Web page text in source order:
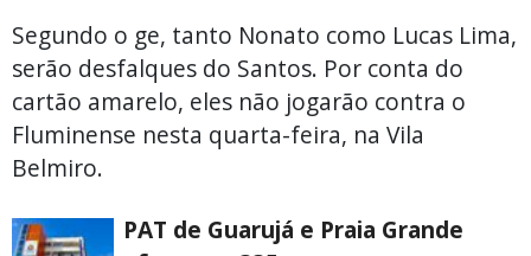
Segundo o ge, tanto Nonato como Lucas Lima,
serão desfalques do Santos. Por conta do
cartão amarelo, eles não jogarão contra o
Fluminense nesta quarta-feira, na Vila
Belmiro.
PAT de Guarujá e Praia Grande